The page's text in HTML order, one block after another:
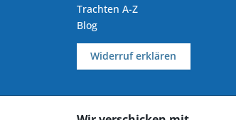
Trachten A-Z
Blog
Widerruf erklären